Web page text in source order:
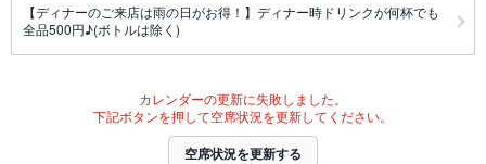
【ディナーのご来店は雨の日がお得！】ディナー時ドリンクが何杯でも
全品500円♪(ボトルは除く)
カレンダーの更新に失敗しました。
下記ボタンを押して空席状況を更新してください。
空席状況を更新する